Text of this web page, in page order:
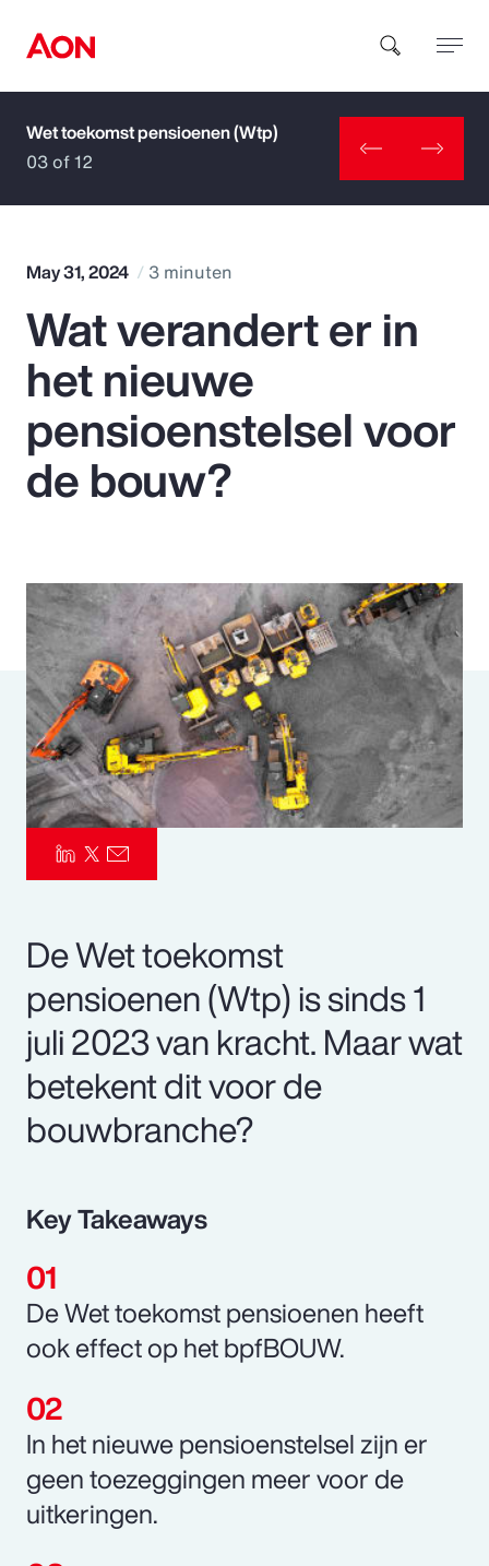
How can we help you?
Popular Searches
Insurance
Benefits
Parametrics
Risk Management
Wet toekomst pensioenen (Wtp)
03 of 12
May 31, 2024 3 minuten
Wat verandert er in
het nieuwe
pensioenstelsel voor
de bouw?
De Wet toekomst
pensioenen (Wtp) is sinds 1
juli 2023 van kracht. Maar wat
betekent dit voor de
bouwbranche?
Key Takeaways
De Wet toekomst pensioenen heeft
ook effect op het bpfBOUW.
In het nieuwe pensioenstelsel zijn er
geen toezeggingen meer voor de
uitkeringen.